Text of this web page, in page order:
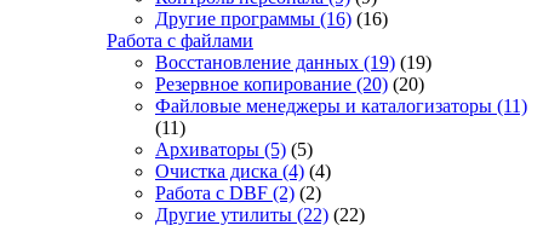
Другие программы (16) (16)
Работа с файлами
Восстановление данных (19) (19)
Резервное копирование (20) (20)
Файловые менеджеры и каталогизаторы (11)
(11)
Архиваторы (5) (5)
Очистка диска (4) (4)
Работа с DBF (2) (2)
Другие утилиты (22) (22)